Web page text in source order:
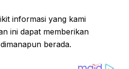
informasi yang kami
ini dapat memberikan
berada.